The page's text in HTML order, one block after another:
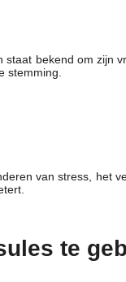
staat bekend om zijn
stemming.
van stress, het
te